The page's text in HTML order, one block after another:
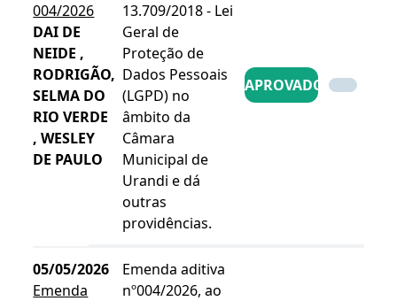
004/2026
DAI DE
NEIDE ,
RODRIGÃO,
SELMA DO
RIO VERDE
, WESLEY
DE PAULO
13.709/2018 - Lei
Geral de
Proteção de
Dados Pessoais
(LGPD) no
âmbito da
Câmara
Municipal de
Urandi e dá
outras
providências.
APROVADO
05/05/2026
Emenda
Emenda aditiva
nº004/2026, ao